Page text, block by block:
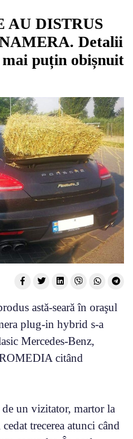
AU DISTRUS
Detalii
puțin obișnuit
astă-seară în oraşul
plug-in hybrid s-a
Mercedes-Benz,
citând
un vizitator, martor la
trecerea atunci când